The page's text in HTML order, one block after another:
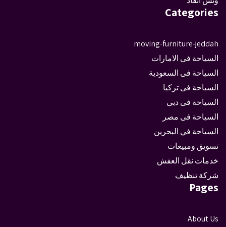
Categories
moving-furniture-jeddah
السياحة فى الامارات
السياحة فى السعودية
السياحة فى تركيا
السياحة فى دبى
السياحة فى مصر
السياحة في البحرين
تسويق ومبيعات
خدمات نقل العفش
شركة تنظيف
Pages
About Us